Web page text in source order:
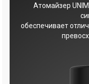
Атомайзер
обеспечивает